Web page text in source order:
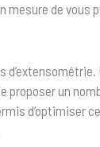
mesure de vous
un